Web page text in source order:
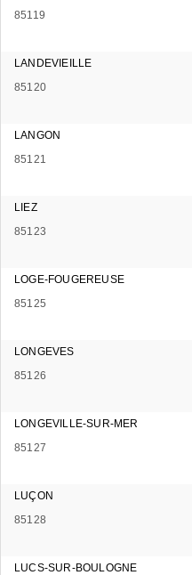
85119
LANDEVIEILLE
85120
LANGON
85121
LIEZ
85123
LOGE-FOUGEREUSE
85125
LONGEVES
85126
LONGEVILLE-SUR-MER
85127
LUÇON
85128
LUCS-SUR-BOULOGNE